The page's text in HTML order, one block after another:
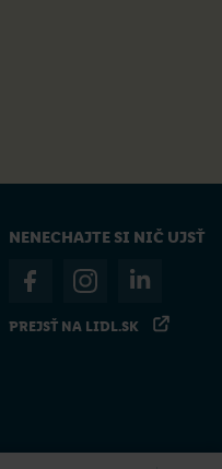
NENECHAJTE SI NIČ UJSŤ
PREJSŤ NA LIDL.SK